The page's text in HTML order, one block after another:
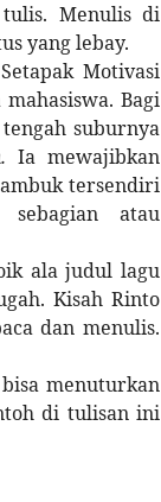
tulis. Menulis di
yang lebay.
Motivasi
Bagi
suburnya
Ia mewajibkan
tersendiri
atau
ala judul lagu
Kisah Rinto
dan menulis.
menuturkan
di tulisan ini